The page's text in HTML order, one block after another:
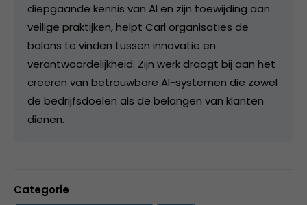
diepgaande kennis van AI en zijn toewijding aan
veilige praktijken, helpt Carl organisaties de
balans te vinden tussen innovatie en
verantwoordelijkheid. Zijn werk draagt bij aan het
creëren van betrouwbare AI-systemen die zowel
de bedrijfsdoelen als de belangen van klanten
dienen.
Categorie